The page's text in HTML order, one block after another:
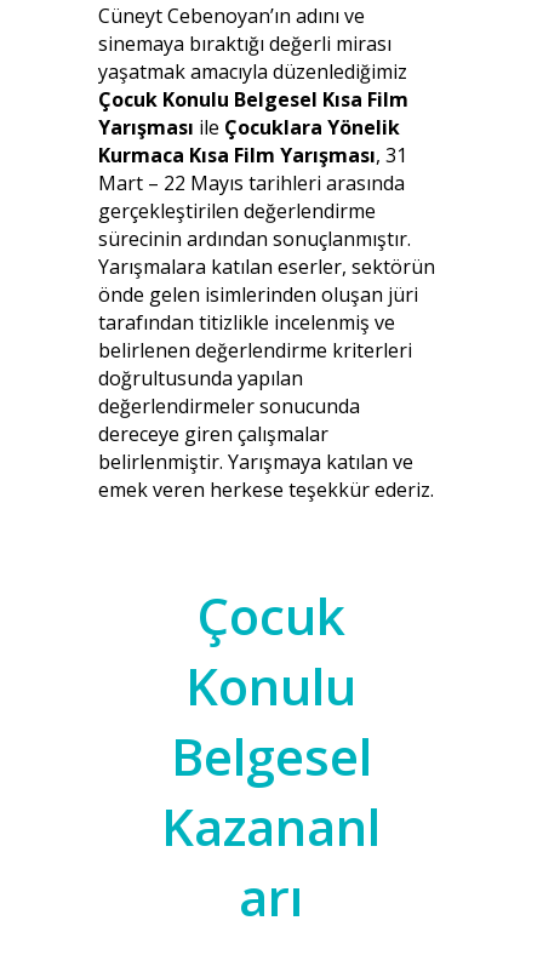
Cüneyt Cebenoyan’ın adını ve
sinemaya bıraktığı değerli mirası
yaşatmak amacıyla düzenlediğimiz
Çocuk Konulu Belgesel Kısa Film
Yarışması ile Çocuklara Yönelik
Kurmaca Kısa Film Yarışması, 31
Mart – 22 Mayıs tarihleri arasında
gerçekleştirilen değerlendirme
sürecinin ardından sonuçlanmıştır.
Yarışmalara katılan eserler, sektörün
önde gelen isimlerinden oluşan jüri
tarafından titizlikle incelenmiş ve
belirlenen değerlendirme kriterleri
doğrultusunda yapılan
değerlendirmeler sonucunda
dereceye giren çalışmalar
belirlenmiştir. Yarışmaya katılan ve
emek veren herkese teşekkür ederiz.
Çocuk
Konulu
Belgesel
Kazananl
arı